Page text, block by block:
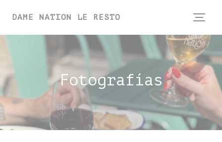
DAME NATION LE RESTO
Fotografías